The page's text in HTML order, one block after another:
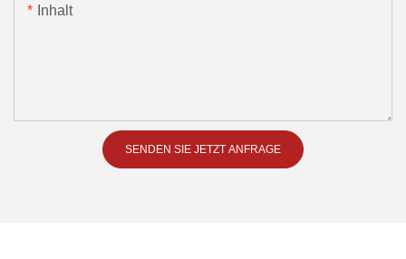
Inhalt
SENDEN SIE JETZT ANFRAGE